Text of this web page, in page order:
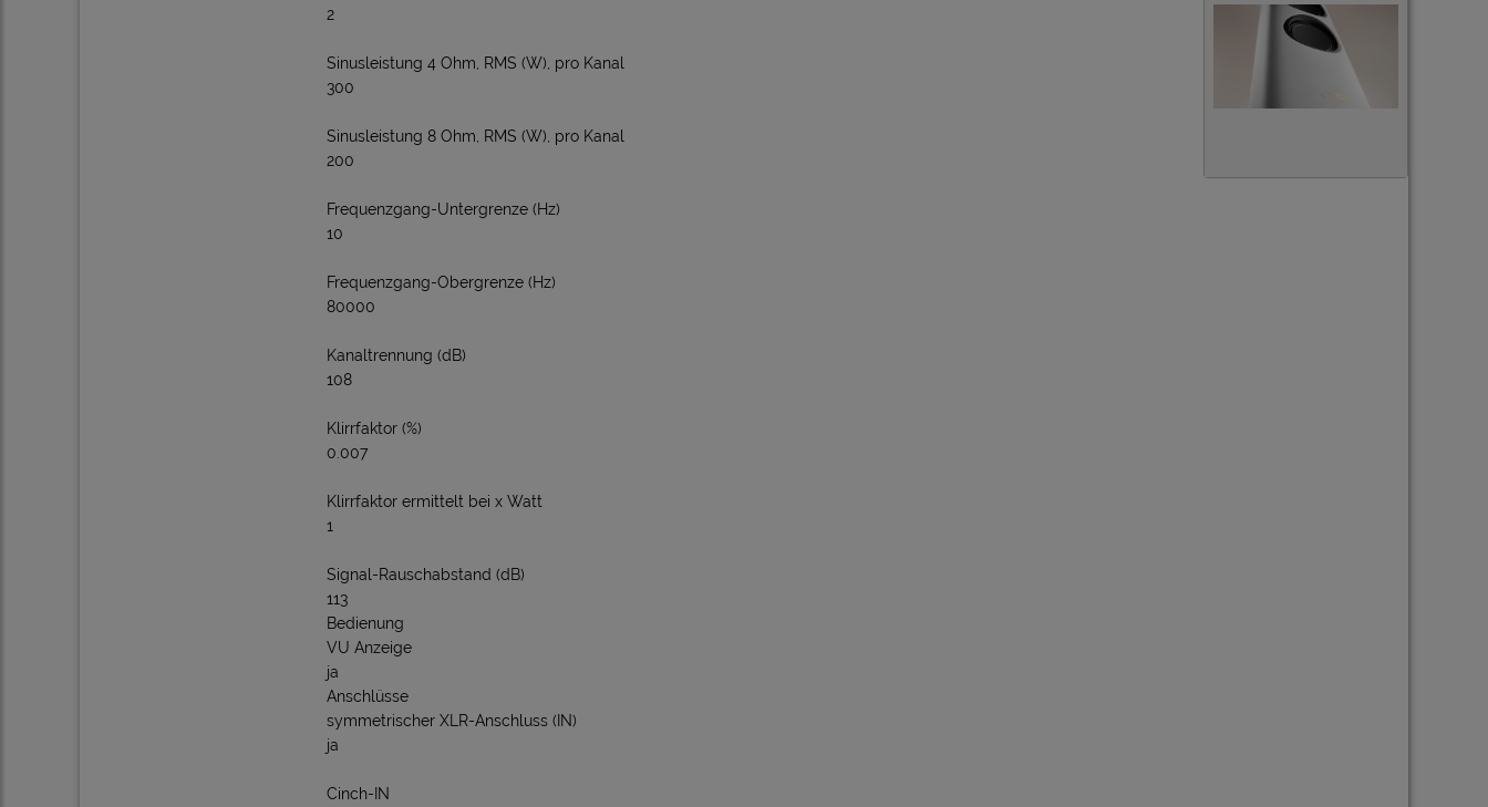
2
Sinusleistung 4 Ohm, RMS (W), pro Kanal
300
Sinusleistung 8 Ohm, RMS (W), pro Kanal
200
Frequenzgang-Untergrenze (Hz)
10
Frequenzgang-Obergrenze (Hz)
80000
Kanaltrennung (dB)
108
Klirrfaktor (%)
0.007
Klirrfaktor ermittelt bei x Watt
1
Signal-Rauschabstand (dB)
113
Bedienung
VU Anzeige
ja
Anschlüsse
symmetrischer XLR-Anschluss (IN)
ja
Cinch-IN